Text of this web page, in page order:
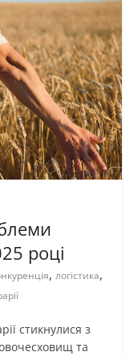
році
, логістика,
стикнулися з
та